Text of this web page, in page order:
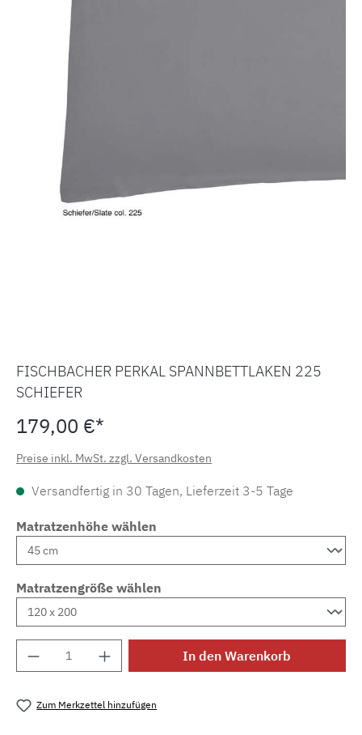
FISCHBACHER PERKAL SPANNBETTLAKEN 225
SCHIEFER
179,00 €*
Preise inkl. MwSt. zzgl. Versandkosten
Versandfertig in 30 Tagen, Lieferzeit 3-5 Tage
Matratzenhöhe wählen
Matratzengröße wählen
Produkt Anzahl: Gib den gewünschten
In den Warenkorb
Zum Merkzettel hinzufügen